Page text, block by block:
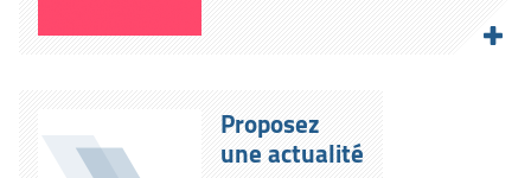
Proposez
une actualité